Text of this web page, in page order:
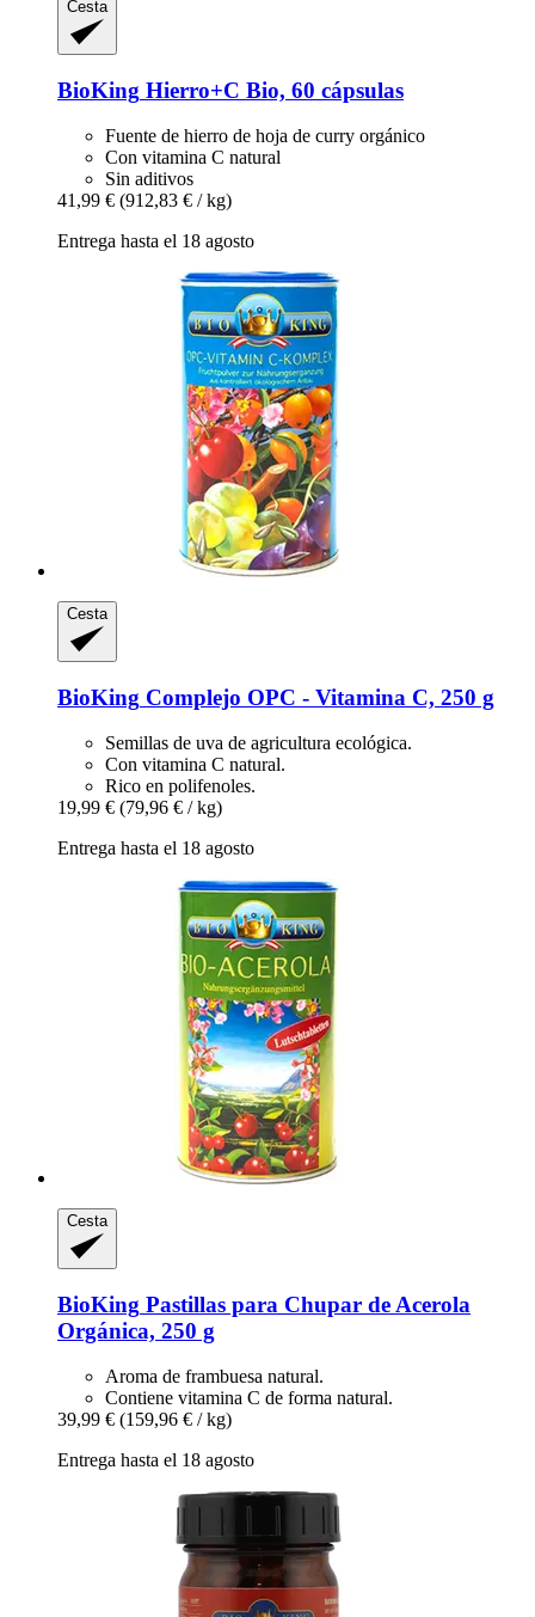
Cesta
BioKing Hierro+C Bio, 60 cápsulas
Fuente de hierro de hoja de curry orgánico
Con vitamina C natural
Sin aditivos
41,99 € (912,83 € / kg)
Entrega hasta el 18 agosto
Cesta
BioKing Complejo OPC -​ Vitamina C, 250 g
Semillas de uva de agricultura ecológica.
Con vitamina C natural.
Rico en polifenoles.
19,99 € (79,96 € / kg)
Entrega hasta el 18 agosto
Cesta
BioKing Pastillas para Chupar de Acerola
Orgánica, 250 g
Aroma de frambuesa natural.
Contiene vitamina C de forma natural.
39,99 € (159,96 € / kg)
Entrega hasta el 18 agosto